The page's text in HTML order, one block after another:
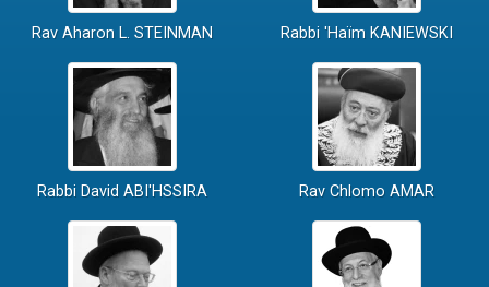
Rav Aharon L. STEINMAN Rabbi 'Haïm KANIEWSKI
Rabbi David ABI'HSSIRA Rav Chlomo AMAR